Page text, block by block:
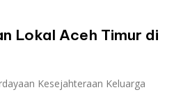
Lokal Aceh Timur di
Kesejahteraan Keluarga